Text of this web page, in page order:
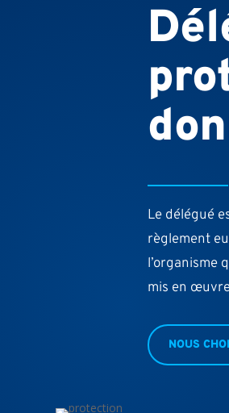
Le délégué
règlement
l’organisme
mis en
NOUS